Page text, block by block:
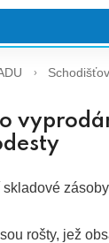
rošty, jež